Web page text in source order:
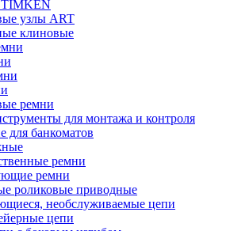
узлы ART
клиновые
ремни
для монтажа и контроля
для банкоматов
ремни
ремни
роликовые приводные
необслуживаемые цепи
цепи